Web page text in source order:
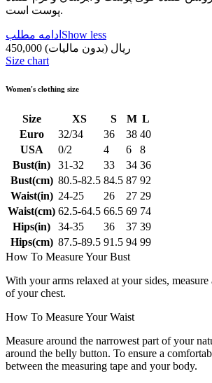
پوست است.
ادامه مطلب Show less
450,000 ریال (بدون مالیات)
Size chart
Women's clothing size
Size XS S M L
Euro
32/34 36 38 40
USA
0/2 4 6
8
Bust(in)
31-32 33 34 36
Bust(cm) 80.5-82.5 84.5 87 92
Waist(in) 24-25 26 27 29
Waist(cm) 62.5-64.5 66.5 69 74
Hips(in)
34-35 36 37 39
Hips(cm) 87.5-89.5 91.5 94 99
How To Measure Your Bust
With your arms relaxed at your sides,
of your chest.
How To Measure Your Waist
Measure around the narrowest part of your
around the belly button. To ensure a
between the measuring tape and your body.